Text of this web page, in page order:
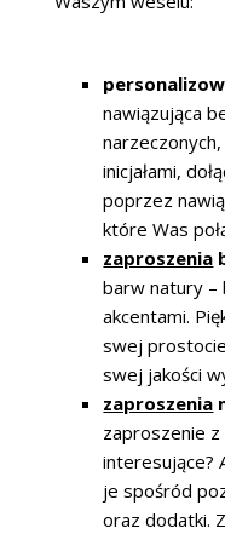
nawiązująca
inicjałami,
poprzez
które Was
zaproszenia
barw natury –
akcentami.
swej
swej jakości
zaproszenia
zaproszenie
interesujące?
je spośród
oraz dodatki.